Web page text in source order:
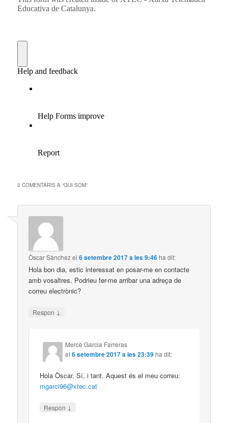
3 COMENTARIS A “QUI SOM”
Òscar Sànchezel6 setembre 2017 a les 9:46ha dit:
Hola bon dia, estic interessat en posar-me en contacte
amb vosaltres. Podrieu fer-me arribar una adreça de
correu electrònic?
Respon ↓
Mercè Garcia Farreras
el6 setembre 2017 a les 23:39ha dit:
Hola Òscar. Sí, i tant. Aquest és el meu correu:
mgarci96@xtec.cat
Respon ↓